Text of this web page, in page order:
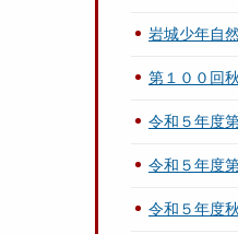
岩城少年自
第１００回
令和５年度
令和５年度
令和５年度